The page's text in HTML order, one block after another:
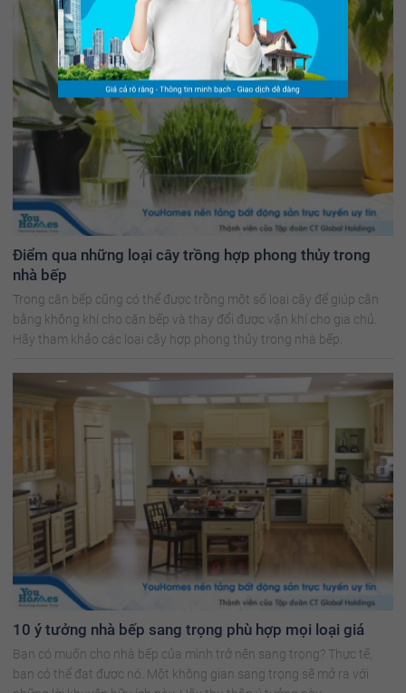
Điểm qua những loại cây trồng hợp phong thủy trong
nhà bếp
Trong căn bếp cũng có thể được trồng một số loại cây để giúp cân
bằng không khí cho căn bếp và thay đổi được vận khí cho gia chủ.
Hãy tham khảo các loại cây hợp phong thủy trong nhà bếp.
10 ý tưởng nhà bếp sang trọng phù hợp mọi loại giá
Bạn có muốn cho nhà bếp của mình trở nên sang trọng? Thực tế,
bạn có thể đạt được nó. Một không gian sang trọng sẽ mở ra với